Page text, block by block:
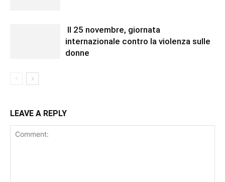
Il 25 novembre, giornata
internazionale contro la violenza sulle
donne
LEAVE A REPLY